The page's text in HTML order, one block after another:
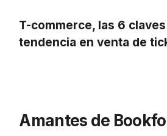
T-commerce, las 6
tendencia en venta de
Amantes de